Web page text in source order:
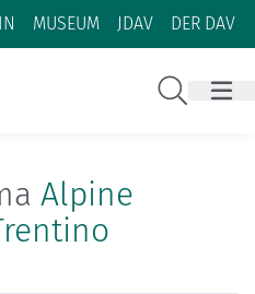
Zum Inhalt
Zur Footer-Navigation
MUSEUM JDAV DER DAV
Alpine